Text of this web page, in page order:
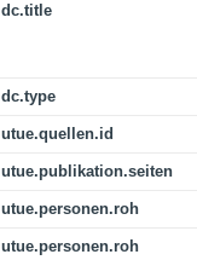
dc.title
dc.type
utue.quellen.id
utue.publikation.seiten
utue.personen.roh
utue.personen.roh